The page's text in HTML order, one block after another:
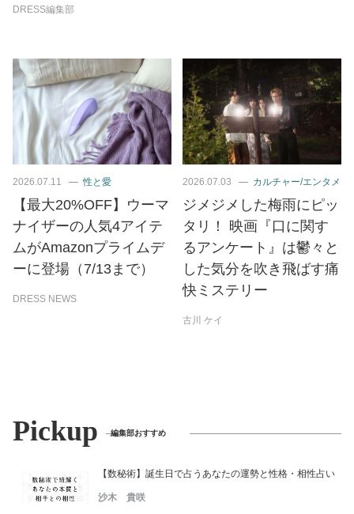
DRESS編集部
2026.07.11 性と愛
【最大20%OFF】ウーマ
ナイザーの人気4アイテ
ムがAmazonプライムデ
ーに登場（7/13まで）
DRESS NEWS
2026.07.03 カルチャー/エンタメ
ジメジメした梅雨にピッ
タリ！ 映画『口に関す
るアンケート』は鬱々と
した気分を吹き飛ばす痛
快ミステリー
古川 ケイ
Pickup 編集部おすすめ
【数秘術】誕生日で占うあなたの運勢と性格・相性占い
沙木 貴咲